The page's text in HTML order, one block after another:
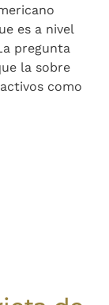
es a nivel
pregunta
la sobre
como